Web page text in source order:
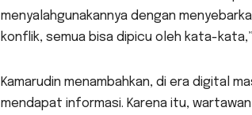
menyalahgunakannya dengan
konflik, semua bisa dipicu oleh kata-
Kamarudin menambahkan, di era digital
mendapat informasi. Karena itu,